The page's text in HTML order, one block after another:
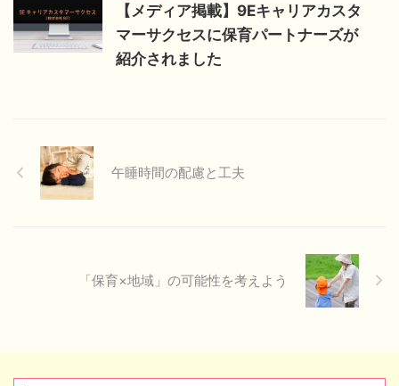
【メディア掲載】9Eキャリアカスタ
マーサクセスに保育パートナーズが
紹介されました
午睡時間の配慮と工夫
「保育×地域」の可能性を考えよう